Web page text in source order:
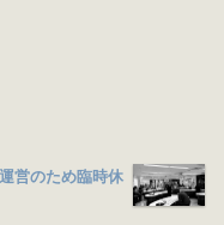
営のため臨時休